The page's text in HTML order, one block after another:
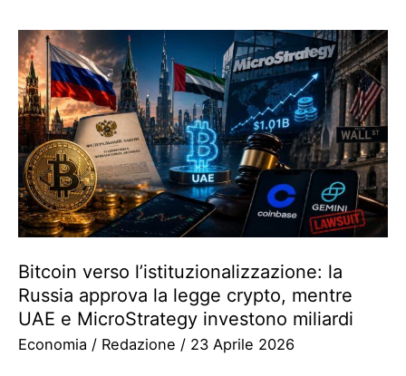
Bitcoin verso l’istituzionalizzazione: la
Russia approva la legge crypto, mentre
UAE e MicroStrategy investono miliardi
Economia / Redazione / 23 Aprile 2026